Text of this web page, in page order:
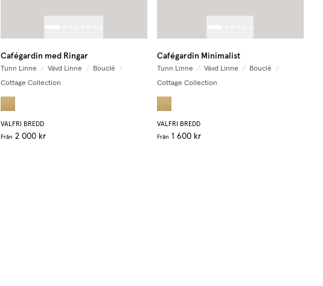
Cafégardin med Ringar
Tunn Linne / Vävd Linne / Bouclé
/
Cottage Collection
VALFRI BREDD
Från 2 000 kr
Cafégardin Minimalist
Tunn Linne / Vävd Linne / Bouclé
/
Cottage Collection
VALFRI BREDD
Från 1 600 kr